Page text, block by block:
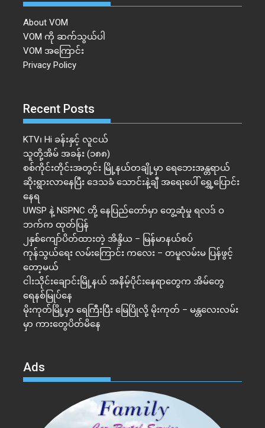
About VOM
VOM ကို ဆက်သွယ်ပါ
VOM အကြောင်း
Privacy Policy
Recent Posts
KTV၊ Hi ခန်းနှင့် လူငယ်
သူတို့အိမ် အခန်း (၁၈၈)
စစ်ကိုင်းတိုင်းအတွင်း မြို့နယ်တချို့မှာ ရေဘေးအန္တရာယ်
ဆိုးရွားလာနေပြီး ဒေသခံ သောင်းနဲ့ချီ အရေးပေါ် ရွှေ့ပြောင်း
နေရ
UWSP နဲ့ NSPNC တို့ နေပြည်တော်မှာ တွေ့ဆုံမှု ရလဒ် ဝ
ဘက်က ထုတ်ပြန်
၂နှစ်​ကျော်ပိတ်ထားတဲ့ အိန္ဒိယ – မြန်မာနယ်စပ်
ကုန်သွယ်ရေး လမ်းကြောင်း ကလေး – တမူလမ်းမ ပြန်ဖွင့်
တော့မယ်
ငါးသိုင်းချောင်းမြို့နယ် အနိမ့်ပိုင်းနေရာတွေက အိမ်​တွေ
ရေနစ်မြုပ်နေ
မိုးကုတ်မြို့မှာ ရေကြီးပြီး မြေပြိုလို့ မိုးကုတ် – မန္တလေးလမ်း
မှာ ကားတွေပိတ်မိနေ
Ads